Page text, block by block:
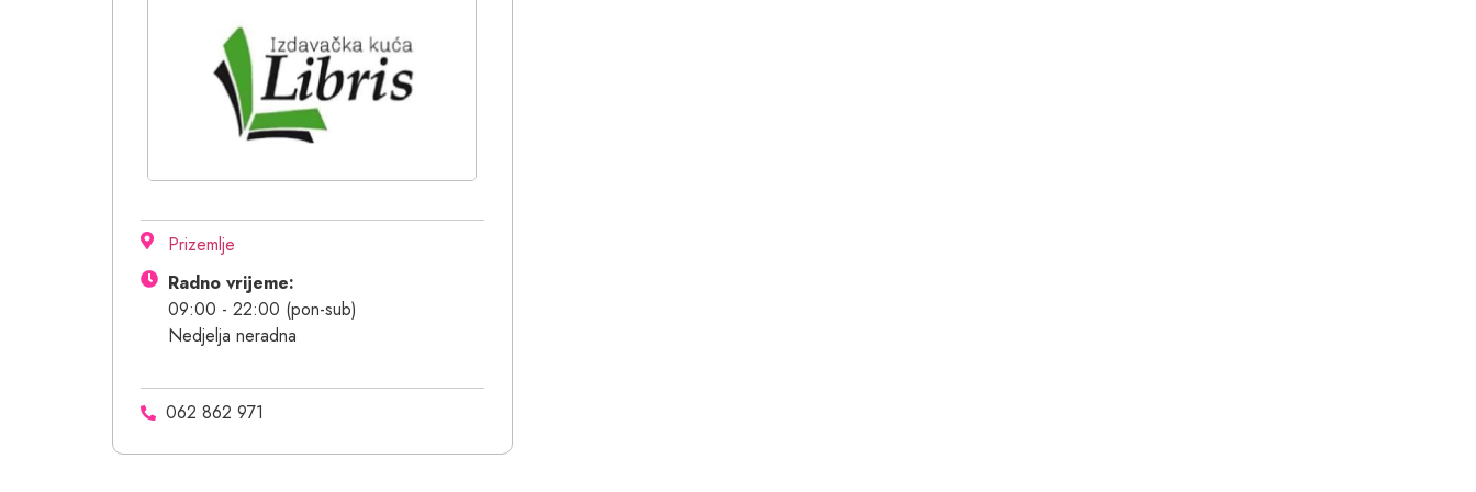
Prizemlje
Radno vrijeme:
09:00 - 22:00 (pon-sub)
Nedjelja neradna
062 862 971